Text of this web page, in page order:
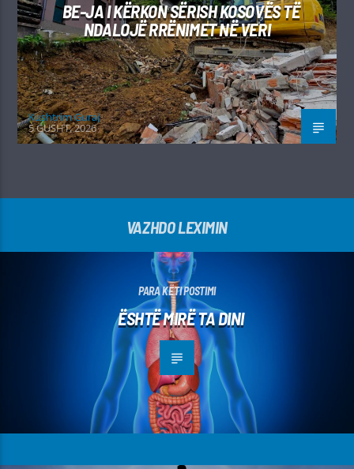
BE-JA I KËRKON SËRISH KOSOVËS TË
NDALOJË RRËNIMET NË VERI
Kushtrim Guraj
5 GUSHT, 2026
VAZHDO LEXIMIN
PARA KËTI POSTIMI
ËSHTË MIRË TA DINI